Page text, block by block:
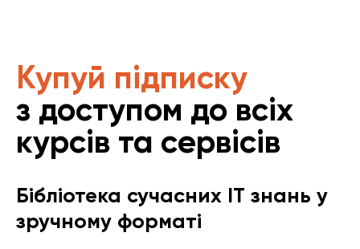
Купуй підписку
з доступом до всіх
курсів та сервісів
Бібліотека сучасних IT знань у
зручному форматі